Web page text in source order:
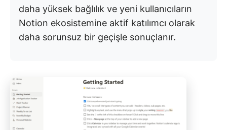
daha yüksek bağlılık ve yeni kullanıcıların
Notion ekosistemine aktif katılımcı olarak
daha sorunsuz bir geçişle sonuçlanır.